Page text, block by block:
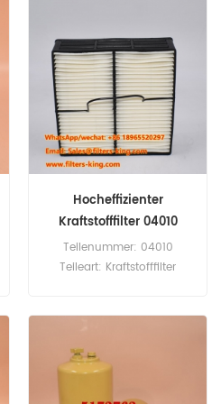
Hocheffizienter
Kraftstofffilter 04010
Teilenummer: 04010
Teileart: Kraftstofffilter